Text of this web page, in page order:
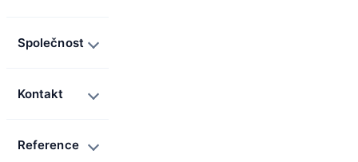
Společnost
Kontakt
Reference